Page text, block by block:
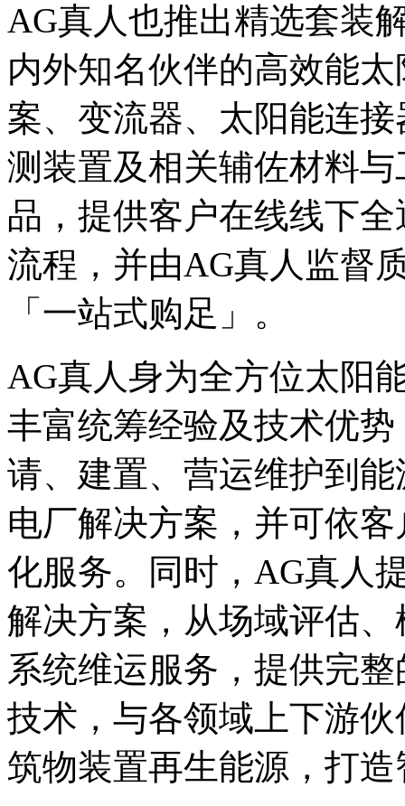
AG真人也推出精选套装
内外知名伙伴的高效能
案、变流器、太阳能连
测装置及相关辅佐材料
品，提供客户在线线下
流程，并由AG真人监督
「一站式购足」。
AG真人身为全方位太阳
丰富统筹经验及技术优
请、建置、营运维护到
电厂解决方案，并可依
化服务。同时，AG真人
解决方案，从场域评估
系统维运服务，提供完
技术，与各领域上下游
筑物装置再生能源，打